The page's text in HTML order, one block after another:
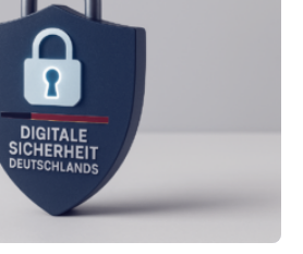
von CAVECORE mit
– also mit Robotern,
Umgebung erfassen,
und häufig auch mit…